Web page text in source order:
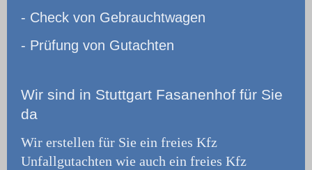
- Check von Gebrauchtwagen
- Prüfung von Gutachten
Wir sind in Stuttgart Fasanenhof für Sie
da
Wir erstellen für Sie ein freies Kfz
Unfallgutachten wie auch ein freies Kfz